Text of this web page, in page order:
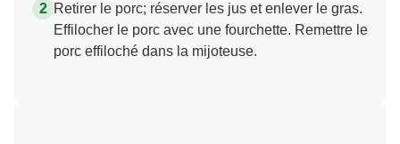
Retirer le porc; réserver les jus et enlever le gras.
Effilocher le porc avec une fourchette. Remettre le
porc effiloché dans la mijoteuse.